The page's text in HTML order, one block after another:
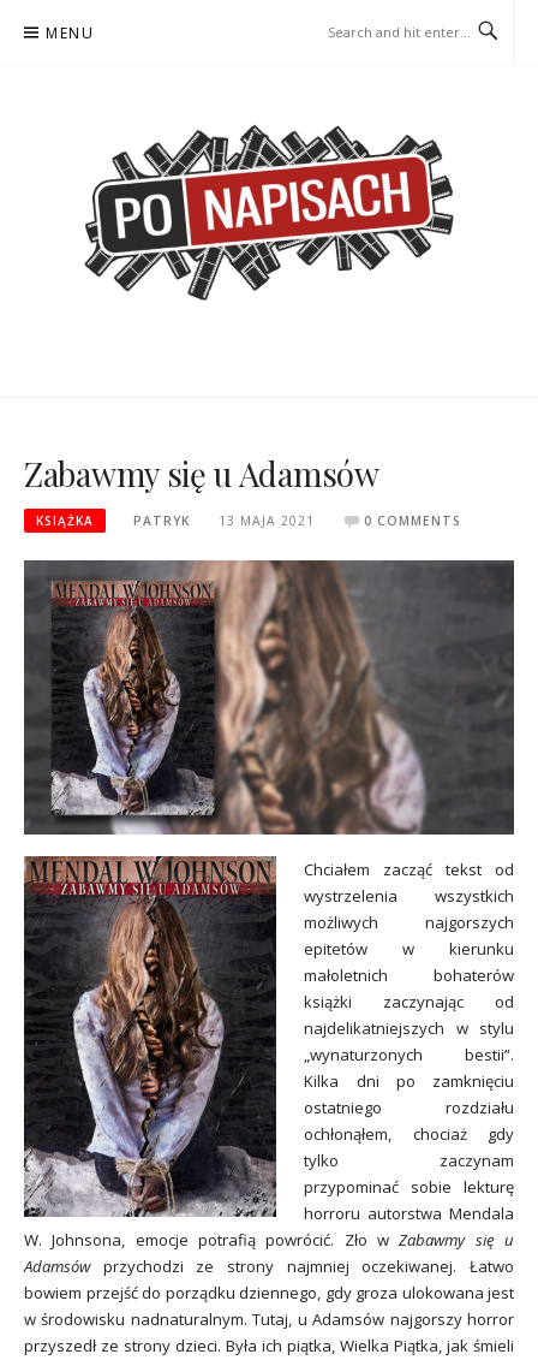
MENU
Zabawmy się u Adamsów
KSIĄŻKA PATRYK 13 MAJA 2021 0 COMMENTS
Chciałem zacząć tekst od
wystrzelenia wszystkich
możliwych najgorszych
epitetów w kierunku
małoletnich bohaterów
książki zaczynając od
najdelikatniejszych w stylu
„wynaturzonych bestii”.
Kilka dni po zamknięciu
ostatniego rozdziału
ochłonąłem, chociaż gdy
tylko zaczynam
przypominać sobie lekturę
horroru autorstwa Mendala
W. Johnsona, emocje potrafią powrócić. Zło wZabawmy się u
Adamsówprzychodzi ze strony najmniej oczekiwanej. Łatwo
bowiem przejść do porządku dziennego, gdy groza ulokowana jest
w środowisku nadnaturalnym. Tutaj, u Adamsów najgorszy horror
przyszedł ze strony dzieci. Była ich piątka, Wielka Piątka, jak śmieli